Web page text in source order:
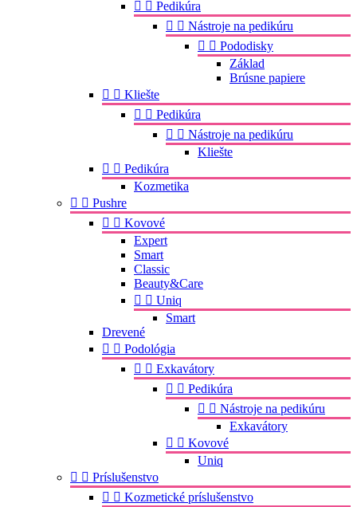
  Pedikúra
  Nástroje na pedikúru
  Pododisky
Základ
Brúsne papiere
  Kliešte
  Pedikúra
  Nástroje na pedikúru
Kliešte
  Pedikúra
Kozmetika
  Pushre
  Kovové
Expert
Smart
Classic
Beauty&Care
  Uniq
Smart
Drevené
  Podológia
  Exkavátory
  Pedikúra
  Nástroje na pedikúru
Exkavátory
  Kovové
Uniq
  Príslušenstvo
  Kozmetické príslušenstvo